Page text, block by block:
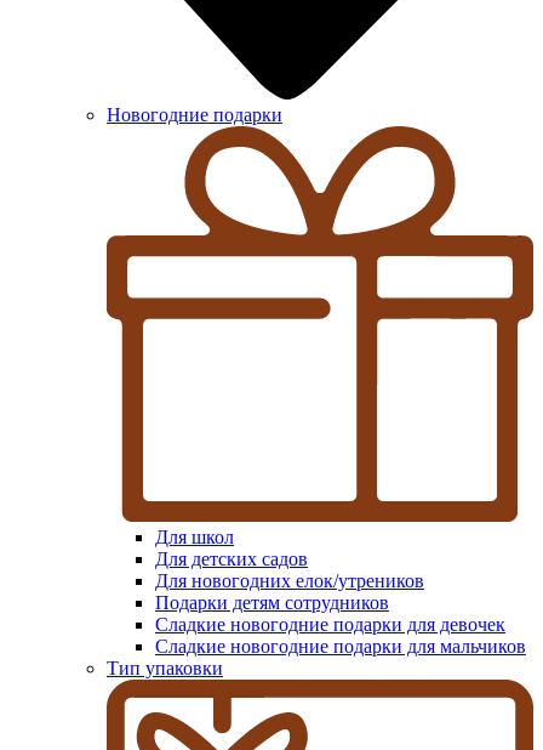
Новогодние подарки
Для школ
Для детских садов
Для новогодних елок/утреников
Подарки детям сотрудников
Сладкие новогодние подарки для девочек
Сладкие новогодние подарки для мальчиков
Тип упаковки